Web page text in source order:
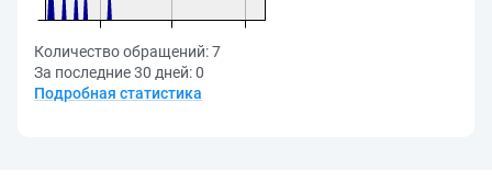
Количество обращений:7
За последние 30 дней:0
Подробная статистика